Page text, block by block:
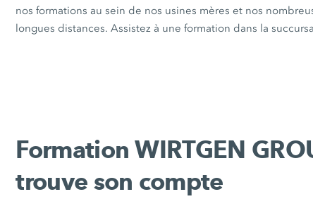
nos formations au sein de nos usines mères et nos
longues distances. Assistez à une formation dans la
Formation WIRTGEN
trouve son compte